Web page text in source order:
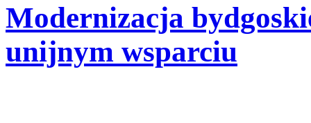
Modernizacja
unijnym wsparciu